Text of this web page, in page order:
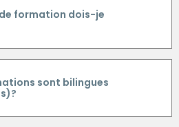
formation dois-je
sont bilingues